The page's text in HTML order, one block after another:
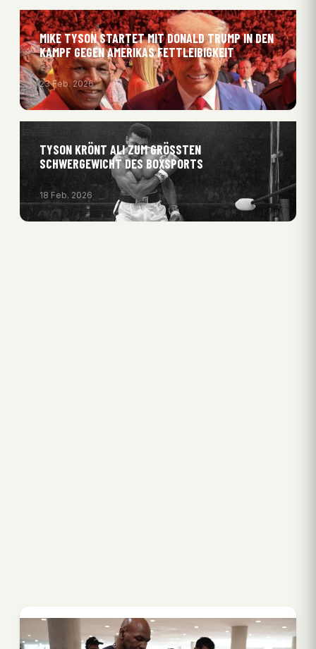
MIKE TYSON STARTET MIT DONALD TRUMP IN DEN
KAMPF GEGEN AMERIKAS FETTLEIBIGKEIT
23 Feb. 2026
TYSON KRÖNT ALI ZUM GRÖSSTEN S
CHWERGEWICHT DES BOXSPORTS
18 Feb. 2026